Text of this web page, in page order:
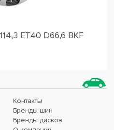
ET40 D66,6 BKF
Контакты
Бренды шин
Бренды дисков